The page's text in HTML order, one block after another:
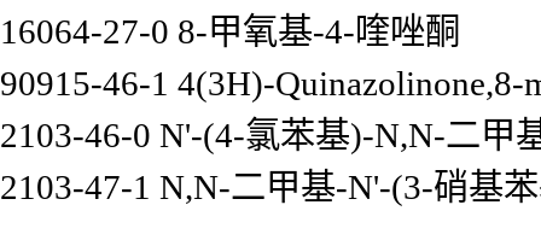
16064-27-0 8-甲氧基-4-喹唑酮
90915-46-1 4(3H)-Quinazolinone,8-
2103-46-0 N'-(4-氯苯基)-N,N-二甲
2103-47-1 N,N-二甲基-N'-(3-硝基